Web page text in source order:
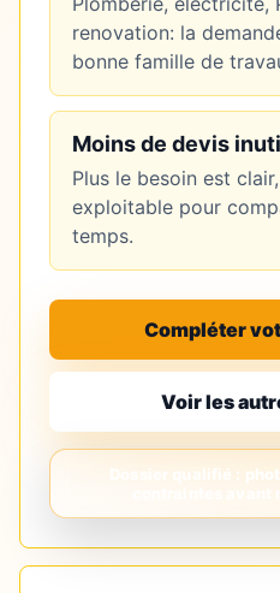
renovation: la
bonne famille de
Moins de devis
Plus le besoin est
exploitable pour
temps.
Compléter
Voir les